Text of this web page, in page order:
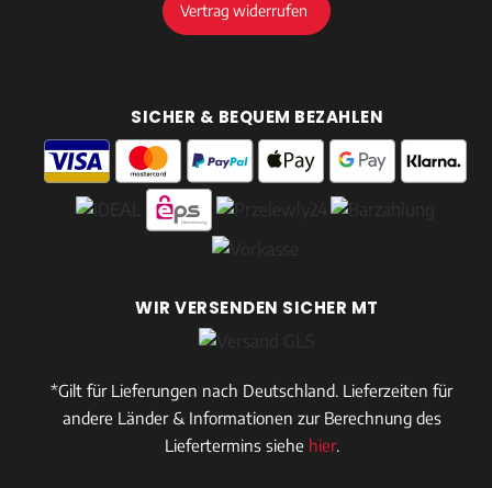
Vertrag widerrufen
SICHER & BEQUEM BEZAHLEN
WIR VERSENDEN SICHER MT
*Gilt für Lieferungen nach Deutschland. Lieferzeiten für
andere Länder & Informationen zur Berechnung des
Liefertermins siehe hier.